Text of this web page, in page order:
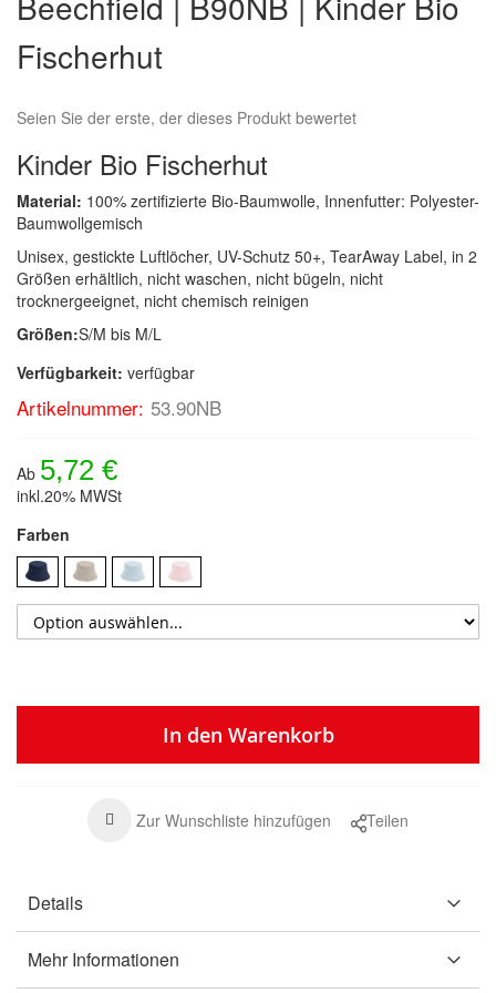
Bildergalerie
springen
Fischerhut
Seien Sie der erste, der dieses Produkt bewertet
Kinder Bio Fischerhut
Material: 100% zertifizierte Bio-Baumwolle, Innenfutter: Polyester-
Baumwollgemisch
Unisex, gestickte Luftlöcher, UV-Schutz 50+, TearAway Label, in 2
Größen erhältlich, nicht waschen, nicht bügeln, nicht
trocknergeeignet, nicht chemisch reinigen
Größen:S/M bis M/L
Verfügbarkeit: verfügbar
Artikelnummer: 53.90NB
Ab 5,72 €
inkl.20% MWSt
Farben
In den Warenkorb
Zur Wunschliste hinzufügen Teilen
Details
Mehr Informationen